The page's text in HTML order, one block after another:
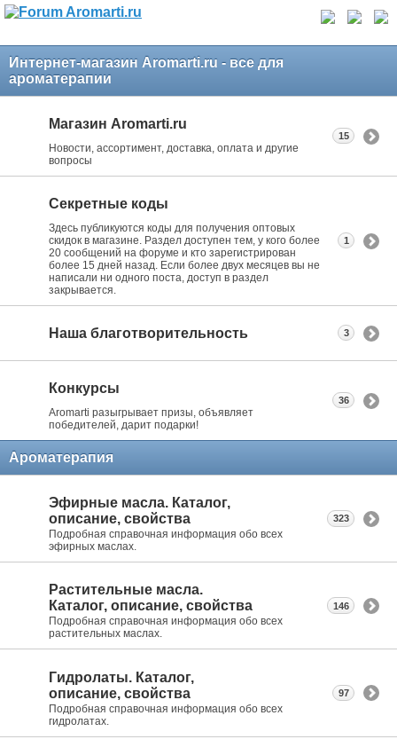
Интернет-магазин Aromarti.ru - все для
ароматерапии
Магазин Aromarti.ru
Новости, ассортимент, доставка, оплата и другие
вопросы
15
Секретные коды
Здесь публикуются коды для получения оптовых
скидок в магазине. Раздел доступен тем, у кого более
20 сообщений на форуме и кто зарегистрирован
более 15 дней назад. Если более двух месяцев вы не
написали ни одного поста, доступ в раздел
закрывается.
1
Наша благотворительность 3
Конкурсы
Aromarti разыгрывает призы, объявляет
победителей, дарит подарки!
36
Ароматерапия
Эфирные масла. Каталог,
описание, свойства
Подробная справочная информация обо всех
эфирных маслах.
323
Растительные масла.
Каталог, описание, свойства
Подробная справочная информация обо всех
растительных маслах.
146
Гидролаты. Каталог,
описание, свойства
Подробная справочная информация обо всех
гидролатах.
97